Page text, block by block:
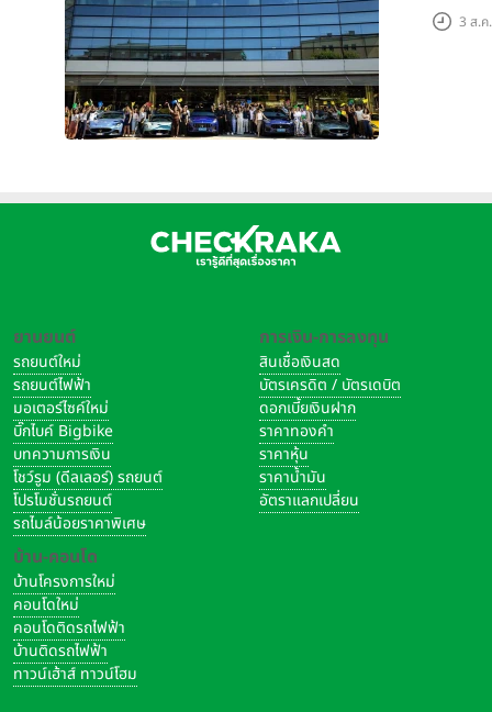
3 ส.ค
ยานยนต์
รถยนต์ใหม่
รถยนต์ไฟฟ้า
มอเตอร์ไซค์ใหม่
บิ๊กไบค์ Bigbike
บทความการเงิน
โชว์รูม (ดีลเลอร์) รถยนต์
โปรโมชั่นรถยนต์
รถไมล์น้อยราคาพิเศษ
บ้าน-คอนโด
บ้านโครงการใหม่
คอนโดใหม่
คอนโดติดรถไฟฟ้า
บ้านติดรถไฟฟ้า
ทาวน์เฮ้าส์ ทาวน์โฮม
การเงิน-การลงทุน
สินเชื่อเงินสด
บัตรเครดิต / บัตรเดบิต
ดอกเบี้ยเงินฝาก
ราคาทองคำ
ราคาหุ้น
ราคาน้ำมัน
อัตราแลกเปลี่ยน